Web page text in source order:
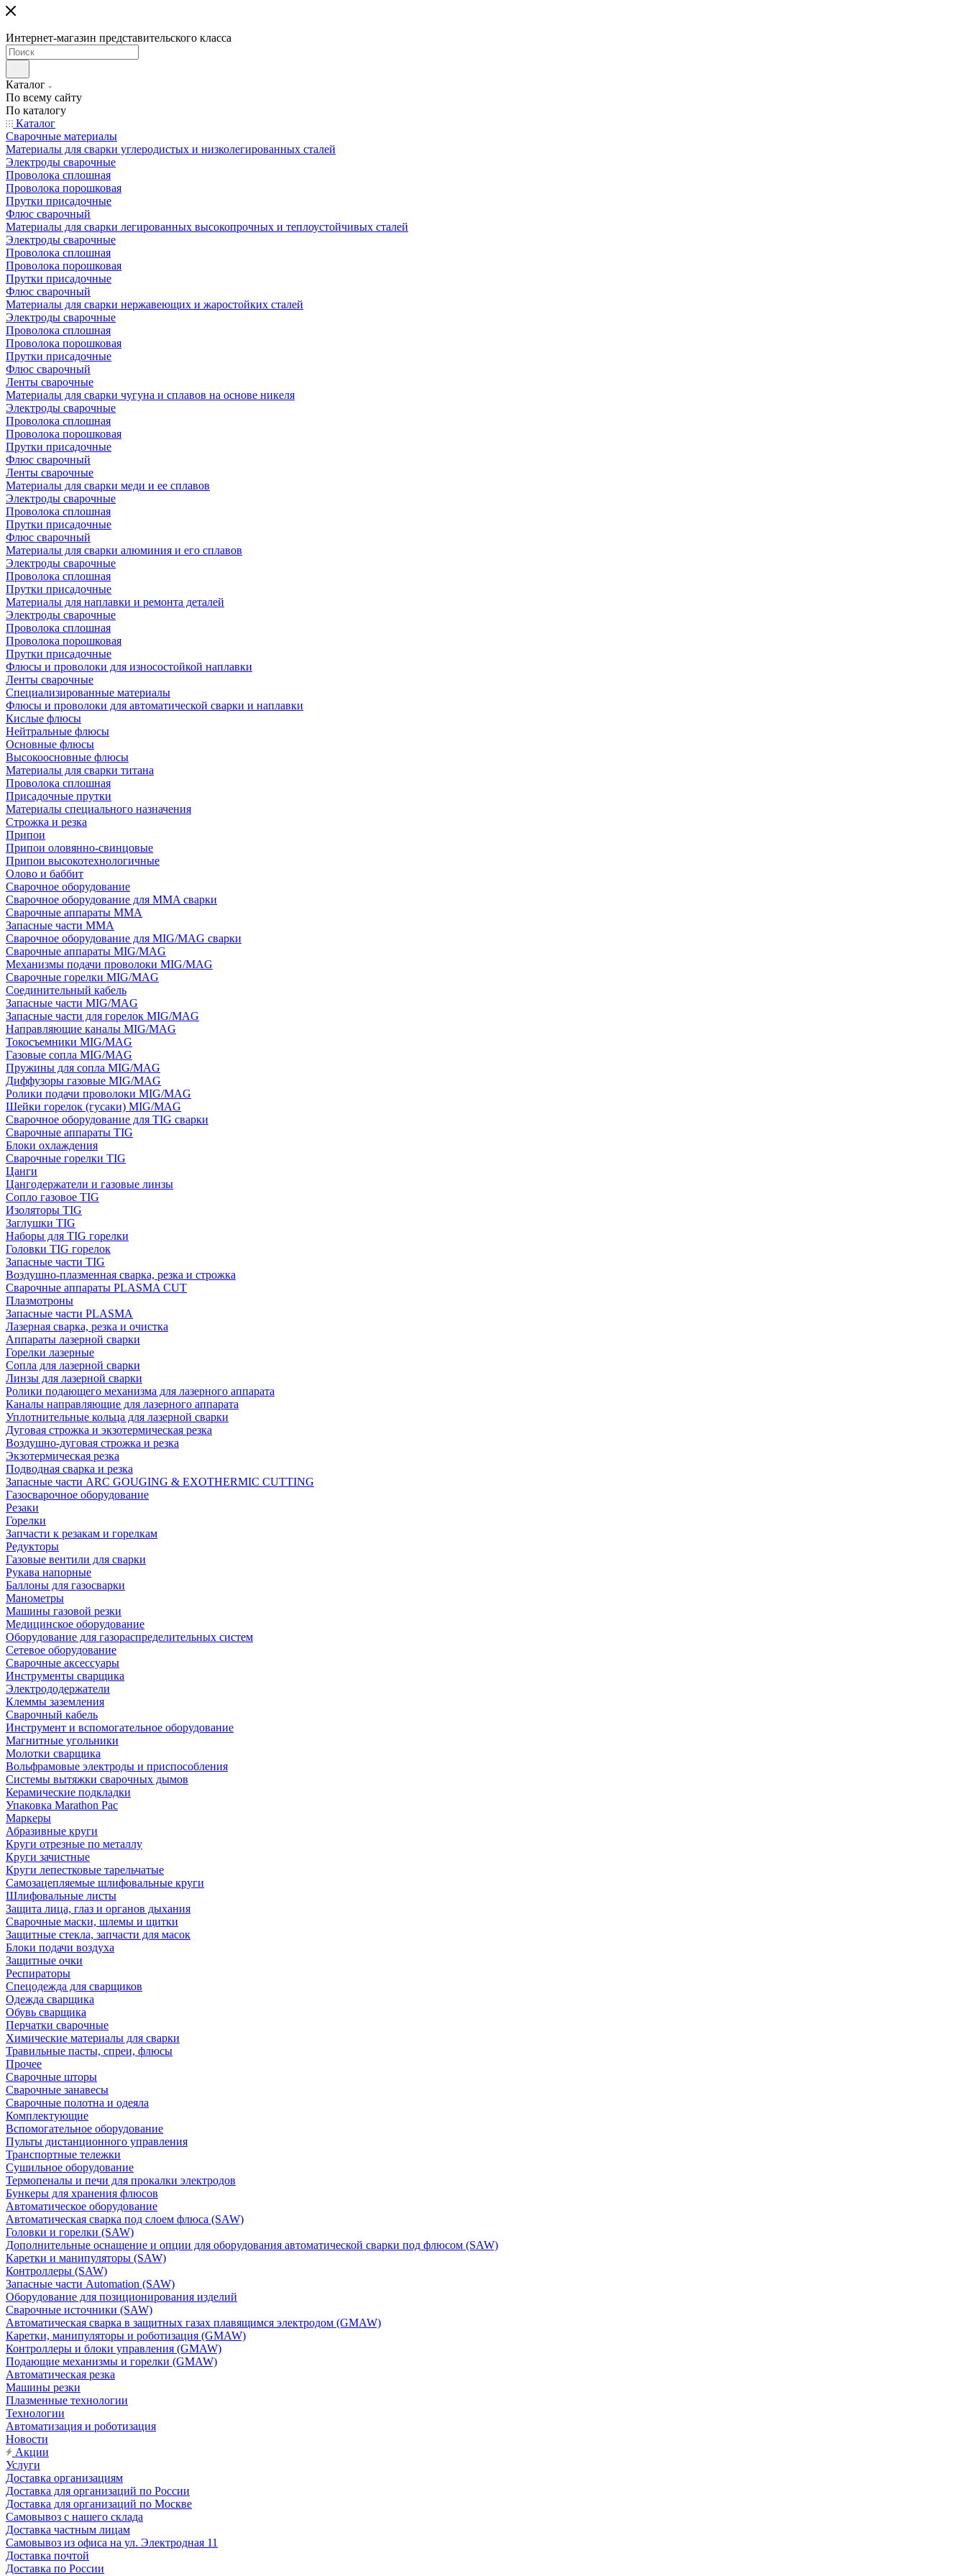
Интернет-магазин представительского класса
Каталог
По всему сайту
По каталогу
Каталог
Сварочные материалы
Материалы для сварки углеродистых и низколегированных сталей
Электроды сварочные
Проволока сплошная
Проволока порошковая
Прутки присадочные
Флюс сварочный
Материалы для сварки легированных высокопрочных и теплоустойчивых сталей
Электроды сварочные
Проволока сплошная
Проволока порошковая
Прутки присадочные
Флюс сварочный
Материалы для сварки нержавеющих и жаростойких сталей
Электроды сварочные
Проволока сплошная
Проволока порошковая
Прутки присадочные
Флюс сварочный
Ленты сварочные
Материалы для сварки чугуна и сплавов на основе никеля
Электроды сварочные
Проволока сплошная
Проволока порошковая
Прутки присадочные
Флюс сварочный
Ленты сварочные
Материалы для сварки меди и ее сплавов
Электроды сварочные
Проволока сплошная
Прутки присадочные
Флюс сварочный
Материалы для сварки алюминия и его сплавов
Электроды сварочные
Проволока сплошная
Прутки присадочные
Материалы для наплавки и ремонта деталей
Электроды сварочные
Проволока сплошная
Проволока порошковая
Прутки присадочные
Флюсы и проволоки для износостойкой наплавки
Ленты сварочные
Специализированные материалы
Флюсы и проволоки для автоматической сварки и наплавки
Кислые флюсы
Нейтральные флюсы
Основные флюсы
Высокоосновные флюсы
Материалы для сварки титана
Проволока сплошная
Присадочные прутки
Материалы специального назначения
Строжка и резка
Припои
Припои оловянно-свинцовые
Припои высокотехнологичные
Олово и баббит
Сварочное оборудование
Сварочное оборудование для MMA сварки
Сварочные аппараты MMA
Запасные части MMA
Сварочное оборудование для MIG/MAG сварки
Сварочные аппараты MIG/MAG
Механизмы подачи проволоки MIG/MAG
Сварочные горелки MIG/MAG
Соединительный кабель
Запасные части MIG/MAG
Запасные части для горелок MIG/MAG
Направляющие каналы MIG/MAG
Токосъемники MIG/MAG
Газовые сопла MIG/MAG
Пружины для сопла MIG/MAG
Диффузоры газовые MIG/MAG
Ролики подачи проволоки MIG/MAG
Шейки горелок (гусаки) MIG/MAG
Сварочное оборудование для TIG сварки
Сварочные аппараты TIG
Блоки охлаждения
Сварочные горелки TIG
Цанги
Цангодержатели и газовые линзы
Сопло газовое TIG
Изоляторы TIG
Заглушки TIG
Наборы для TIG горелки
Головки TIG горелок
Запасные части TIG
Воздушно-плазменная сварка, резка и строжка
Сварочные аппараты PLASMA CUT
Плазмотроны
Запасные части PLASMA
Лазерная сварка, резка и очистка
Аппараты лазерной сварки
Горелки лазерные
Сопла для лазерной сварки
Линзы для лазерной сварки
Ролики подающего механизма для лазерного аппарата
Каналы направляющие для лазерного аппарата
Уплотнительные кольца для лазерной сварки
Дуговая строжка и экзотермическая резка
Воздушно-дуговая строжка и резка
Экзотермическая резка
Подводная сварка и резка
Запасные части ARC GOUGING & EXOTHERMIC CUTTING
Газосварочное оборудование
Резаки
Горелки
Запчасти к резакам и горелкам
Редукторы
Газовые вентили для сварки
Рукава напорные
Баллоны для газосварки
Манометры
Машины газовой резки
Медицинское оборудование
Оборудование для газораспределительных систем
Сетевое оборудование
Сварочные аксессуары
Инструменты сварщика
Электрододержатели
Клеммы заземления
Сварочный кабель
Инструмент и вспомогательное оборудование
Магнитные угольники
Молотки сварщика
Вольфрамовые электроды и приспособления
Системы вытяжки сварочных дымов
Керамические подкладки
Упаковка Marathon Pac
Маркеры
Абразивные круги
Круги отрезные по металлу
Круги зачистные
Круги лепестковые тарельчатые
Самозацепляемые шлифовальные круги
Шлифовальные листы
Защита лица, глаз и органов дыхания
Сварочные маски, шлемы и щитки
Защитные стекла, запчасти для масок
Блоки подачи воздуха
Защитные очки
Респираторы
Спецодежда для сварщиков
Одежда сварщика
Обувь сварщика
Перчатки сварочные
Химические материалы для сварки
Травильные пасты, спреи, флюсы
Прочее
Сварочные шторы
Сварочные занавесы
Сварочные полотна и одеяла
Комплектующие
Вспомогательное оборудование
Пульты дистанционного управления
Транспортные тележки
Сушильное оборудование
Термопеналы и печи для прокалки электродов
Бункеры для хранения флюсов
Автоматическое оборудование
Автоматическая сварка под слоем флюса (SAW)
Головки и горелки (SAW)
Дополнительные оснащение и опции для оборудования автоматической сварки под флюсом (SAW)
Каретки и манипуляторы (SAW)
Контроллеры (SAW)
Запасные части Automation (SAW)
Оборудование для позиционирования изделий
Сварочные источники (SAW)
Автоматическая сварка в защитных газах плавящимся электродом (GMAW)
Каретки, манипуляторы и роботизация (GMAW)
Контроллеры и блоки управления (GMAW)
Подающие механизмы и горелки (GMAW)
Автоматическая резка
Машины резки
Плазменные технологии
Технологии
Автоматизация и роботизация
Новости
Акции
Услуги
Доставка организациям
Доставка для организаций по России
Доставка для организаций по Москве
Самовывоз с нашего склада
Доставка частным лицам
Самовывоз из офиса на ул. Электродная 11
Доставка почтой
Доставка по России